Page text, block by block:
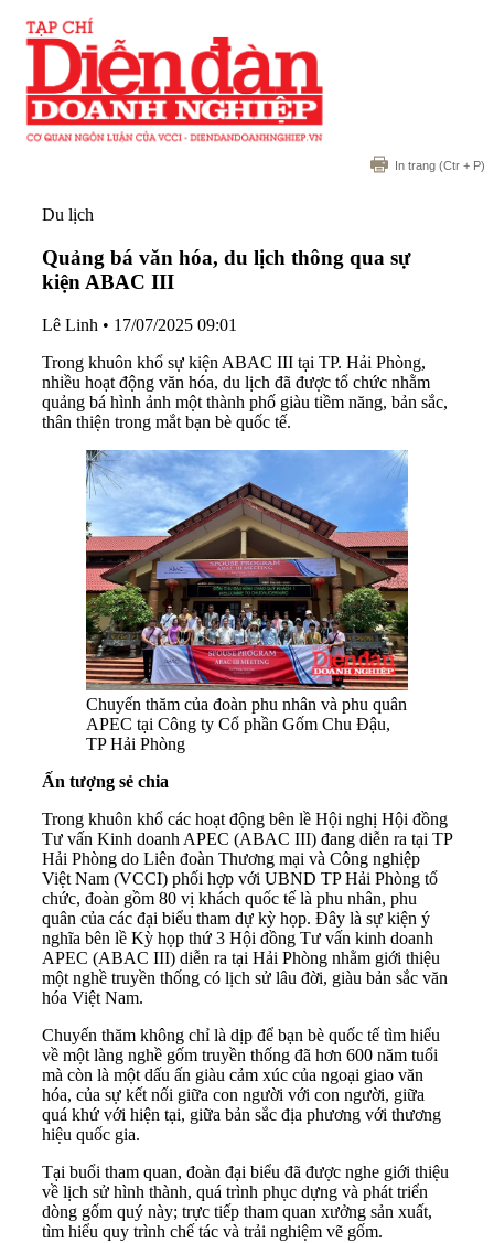
In trang (Ctr + P)
Du lịch
Quảng bá văn hóa, du lịch thông qua sự
kiện ABAC III
Lê Linh • 17/07/2025 09:01
Trong khuôn khổ sự kiện ABAC III tại TP. Hải Phòng,
nhiều hoạt động văn hóa, du lịch đã được tổ chức nhằm
quảng bá hình ảnh một thành phố giàu tiềm năng, bản sắc,
thân thiện trong mắt bạn bè quốc tế.
Chuyến thăm của đoàn phu nhân và phu quân
APEC tại Công ty Cổ phần Gốm Chu Đậu,
TP Hải Phòng
Ấn tượng sẻ chia
Trong khuôn khổ các hoạt động bên lề Hội nghị Hội đồng
Tư vấn Kinh doanh APEC (ABAC III) đang diễn ra tại TP
Hải Phòng do Liên đoàn Thương mại và Công nghiệp
Việt Nam (VCCI) phối hợp với UBND TP Hải Phòng tổ
chức, đoàn gồm 80 vị khách quốc tế là phu nhân, phu
quân của các đại biểu tham dự kỳ họp. Đây là sự kiện ý
nghĩa bên lề Kỳ họp thứ 3 Hội đồng Tư vấn kinh doanh
APEC (ABAC III) diễn ra tại Hải Phòng nhằm giới thiệu
một nghề truyền thống có lịch sử lâu đời, giàu bản sắc văn
hóa Việt Nam.
Chuyến thăm không chỉ là dịp để bạn bè quốc tế tìm hiểu
về một làng nghề gốm truyền thống đã hơn 600 năm tuổi
mà còn là một dấu ấn giàu cảm xúc của ngoại giao văn
hóa, của sự kết nối giữa con người với con người, giữa
quá khứ với hiện tại, giữa bản sắc địa phương với thương
hiệu quốc gia.
Tại buổi tham quan, đoàn đại biểu đã được nghe giới thiệu
về lịch sử hình thành, quá trình phục dựng và phát triển
dòng gốm quý này; trực tiếp tham quan xưởng sản xuất,
tìm hiểu quy trình chế tác và trải nghiệm vẽ gốm.